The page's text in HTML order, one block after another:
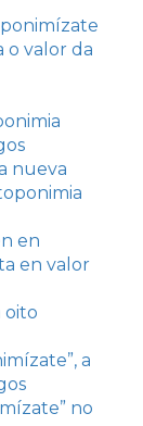
o valor da
nueva
en
en valor
oito
a
no